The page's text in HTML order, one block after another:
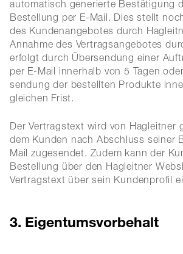
automatisch generierte Bestätigung
Bestellung per E-Mail. Dies stellt
des Kundenangebotes durch
Annahme des Vertragsangebotes
erfolgt durch Übersendung einer
per E-Mail innerhalb von 5 Tagen
sendung der bestellten Produkte
gleichen Frist.
Der Vertragstext wird von Hagleitner
dem Kunden nach Abschluss seiner
Mail zugesendet. Zudem kann der
Bestellung über den Hagleitner
Vertragstext über sein Kundenprofil
3. Eigentumsvorbehalt